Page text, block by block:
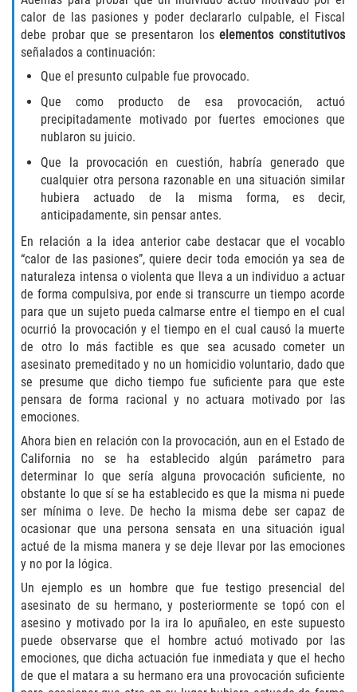
Delitos de Cuello Blanco
Apropiación Indebida de Fondos
Falsificación
Malversación de Fondos
Presentación de Documentos Falsos
Robo de Identidad
Falsificación o Alteración de una
Prescripción Médica
Delitos de Drogas
Fabricación de Drogas
Leyes sobre Marihuana en California
Proposición 36
Posesión de Marihuana para la Venta
Posesión De Parafernalia De Drogas
Posesión de una Sustancia
Controlada para la Venta
Posesión de Marihuana
calor de las pasiones y poder declararlo culpable, el Fiscal
debe probar que se presentaron loselementos constitutivos
señalados a continuación:
Que el presunto culpable fue provocado.
Que como producto de esa provocación, actuó
precipitadamente motivado por fuertes emociones que
nublaron su juicio.
Que la provocación en cuestión, habría generado que
cualquier otra persona razonable en una situación similar
hubiera actuado de la misma forma, es decir,
anticipadamente, sin pensar antes.
En relación a la idea anterior cabe destacar que el vocablo
“calor de las pasiones”, quiere decir toda emoción ya sea de
naturaleza intensa o violenta que lleva a un individuo a actuar
de forma compulsiva, por ende si transcurre un tiempo acorde
para que un sujeto pueda calmarse entre el tiempo en el cual
ocurrió la provocación y el tiempo en el cual causó la muerte
de otro lo más factible es que sea acusado cometer un
asesinato premeditado y no un homicidio voluntario, dado que
se presume que dicho tiempo fue suficiente para que este
pensara de forma racional y no actuara motivado por las
emociones.
Ahora bien en relación con la provocación, aun en el Estado de
California no se ha establecido algún parámetro para
determinar lo que sería alguna provocación suficiente, no
obstante lo que sí se ha establecido es que la misma ni puede
ser mínima o leve. De hecho la misma debe ser capaz de
ocasionar que una persona sensata en una situación igual
actué de la misma manera y se deje llevar por las emociones
y no por la lógica.
Un ejemplo es un hombre que fue testigo presencial del
asesinato de su hermano, y posteriormente se topó con el
asesino y motivado por la ira lo apuñaleo, en este supuesto
puede observarse que el hombre actuó motivado por las
emociones, que dicha actuación fue inmediata y que el hecho
de que el matara a su hermano era una provocación suficiente